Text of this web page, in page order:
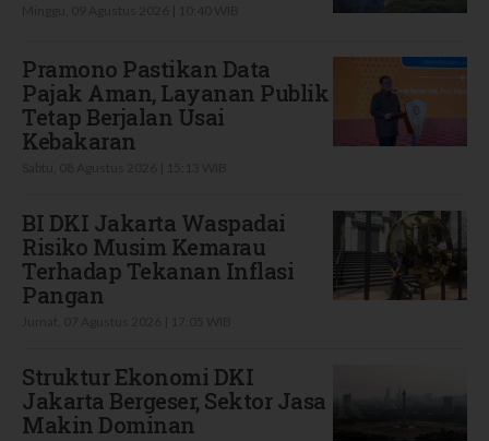
Pramono Pastikan Data
Pajak Aman, Layanan Publik
Tetap Berjalan Usai
Kebakaran
BI DKI Jakarta Waspadai
Risiko Musim Kemarau
Terhadap Tekanan Inflasi
Pangan
Struktur Ekonomi DKI
Jakarta Bergeser, Sektor Jasa
Makin Dominan